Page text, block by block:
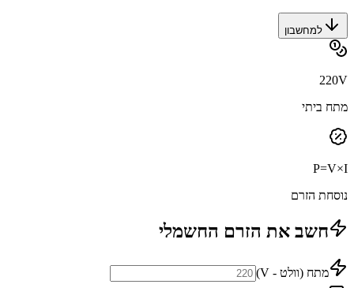
למחשבון
220V
מתח ביתי
P=V×I
נוסחת הזרם
חשב את הזרם החשמלי
מתח (וולט - V)